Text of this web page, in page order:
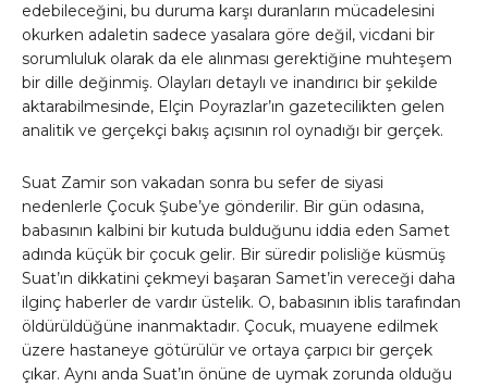
edebileceğini, bu duruma karşı duranların mücadelesini
okurken adaletin sadece yasalara göre değil, vicdani bir
sorumluluk olarak da ele alınması gerektiğine muhteşem
bir dille değinmiş. Olayları detaylı ve inandırıcı bir şekilde
aktarabilmesinde, Elçin Poyrazlar’ın gazetecilikten gelen
analitik ve gerçekçi bakış açısının rol oynadığı bir gerçek.
Suat Zamir son vakadan sonra bu sefer de siyasi
nedenlerle Çocuk Şube’ye gönderilir. Bir gün odasına,
babasının kalbini bir kutuda bulduğunu iddia eden Samet
adında küçük bir çocuk gelir. Bir süredir polisliğe küsmüş
Suat’ın dikkatini çekmeyi başaran Samet’in vereceği daha
ilginç haberler de vardır üstelik. O, babasının iblis tarafından
öldürüldüğüne inanmaktadır. Çocuk, muayene edilmek
üzere hastaneye götürülür ve ortaya çarpıcı bir gerçek
çıkar. Aynı anda Suat’ın önüne de uymak zorunda olduğu